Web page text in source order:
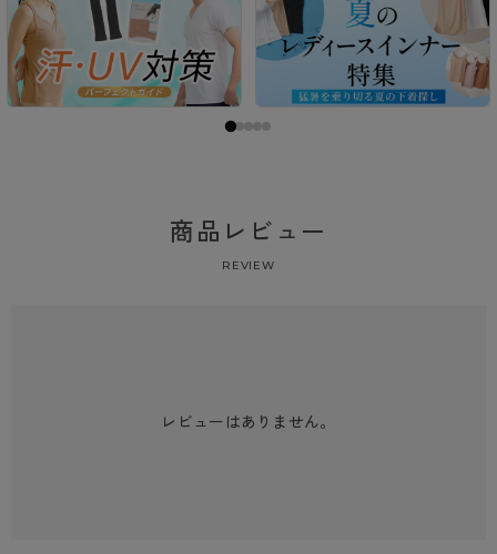
商品レビュー
REVIEW
レビューはありません。